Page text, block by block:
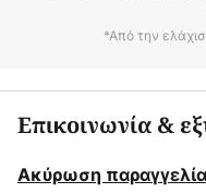
*Από την
Επικοινωνία &
Ακύρωση